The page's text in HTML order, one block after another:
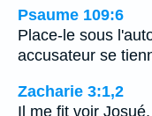
Psaume 109:6
Place-le sous
accusateur se
Zacharie 3:1,2
Il me fit voir